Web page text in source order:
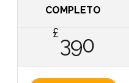
COMPLETO
£390